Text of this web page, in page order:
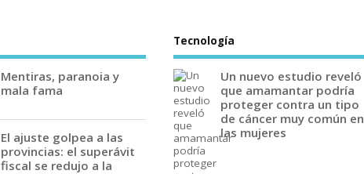
Mentiras, paranoia y
mala fama
El ajuste golpea a las
provincias: el superávit
fiscal se redujo a la
Tecnología
Un nuevo estudio reveló
que amamantar podría
proteger contra un tipo
de cáncer muy común en
las mujeres